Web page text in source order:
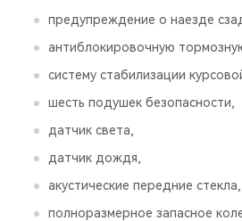
предупреждение о наезде
антиблокировочную
систему стабилизации
шесть подушек безопасности,
датчик света,
датчик дождя,
акустические передние стекла,
полноразмерное запасное